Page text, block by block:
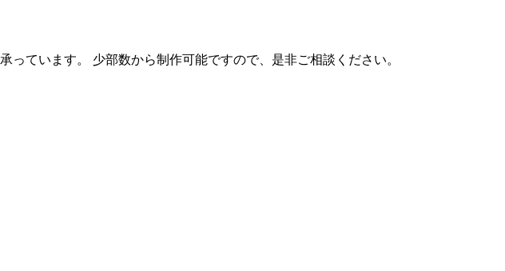
ています。 少部数から制作可能ですので、是非ご相談ください。